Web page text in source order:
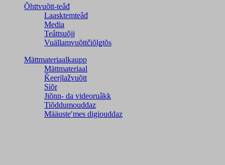
Õhttvuõtt-teâđ
Laasktemteâđ
Media
Teâttsuõjj
Vuällamvuõttčiõlǥtõs
Mättmateriaalkaupp
Mättmateriaal
Ǩeerjlažvuõtt
Siõr
Jiõnn- da videoruâkk
Tiõddumouddaz
Määusteʹmes digiouddaz